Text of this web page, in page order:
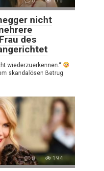
nicht
des
wiederzuerkennen.“
skandalösen Betrug
0 194